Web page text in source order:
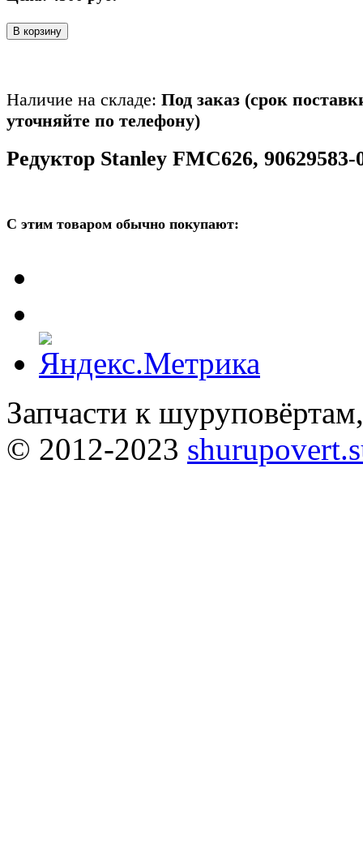
В корзину
Наличие на складе: Под заказ (срок
уточняйте по телефону)
Редуктор Stanley FMC626, 90629583-
С этим товаром обычно покупают:
Запчасти к
© 2012-2023